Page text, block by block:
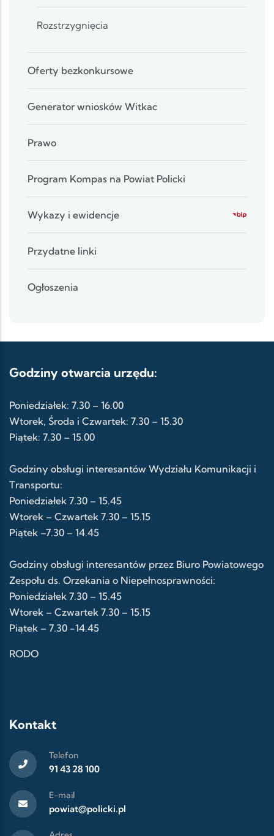
Rozstrzygnięcia
Oferty bezkonkursowe
Generator wniosków Witkac
Prawo
Program Kompas na Powiat Policki
Wykazy i ewidencje
Przydatne linki
Ogłoszenia
Godziny otwarcia urzędu:
Poniedziałek: 7.30 – 16.00
Wtorek, Środa i Czwartek: 7.30 – 15.30
Piątek: 7.30 – 15.00
Godziny obsługi interesantów Wydziału Komunikacji i
Transportu:
Poniedziałek 7.30 – 15.45
Wtorek – Czwartek 7.30 – 15.15
Piątek –7.30 – 14.45
Godziny obsługi interesantów przez Biuro Powiatowego
Zespołu ds. Orzekania o Niepełnosprawności:
Poniedziałek 7.30 – 15.45
Wtorek – Czwartek 7.30 – 15.15
Piątek – 7.30 -14.45
RODO
Kontakt
Telefon
91 43 28 100
E-mail
powiat@policki.pl